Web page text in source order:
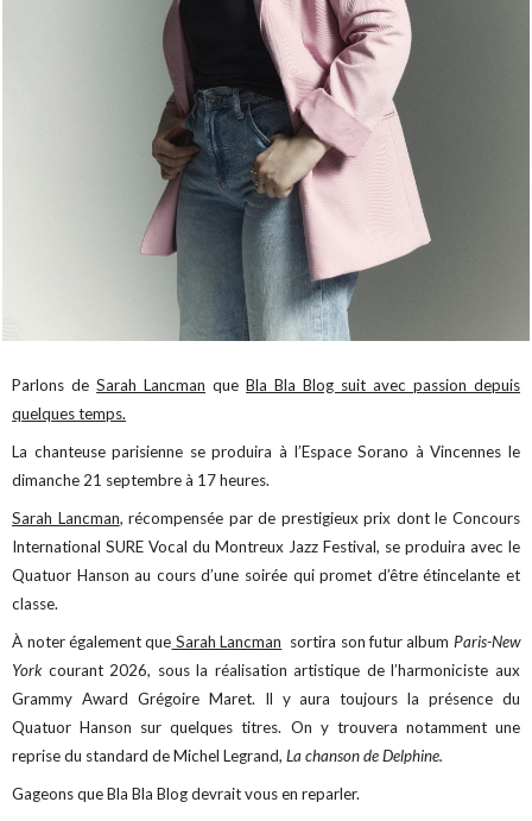
Parlons deSarah Lancman queBla Bla Blog suit avec passion depuis
quelques temps.
La chanteuse parisienne se produira à l’Espace Sorano à Vincennes le
dimanche 21 septembre à 17 heures.
Sarah Lancman, récompensée par de prestigieux prix dont le Concours
International SURE Vocal du Montreux Jazz Festival, se produira avec le
Quatuor Hanson au cours d’une soirée qui promet d’être étincelante et
classe.
À noter également que Sarah Lancman sortira son futur album Paris-New
Yorkcourant 2026, sous la réalisation artistique de l’harmoniciste aux
Grammy Award Grégoire Maret. Il y aura toujours la présence du
Quatuor Hanson sur quelques titres. On y trouvera notamment une
reprise du standard de Michel Legrand,La chanson de Delphine.
Gageons que Bla Bla Blog devrait vous en reparler.